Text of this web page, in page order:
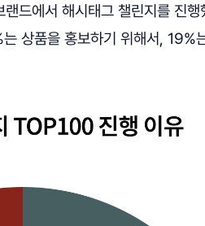
드에서 해시태그 챌린지를 진행
상품을 홍보하기 위해서, 19%